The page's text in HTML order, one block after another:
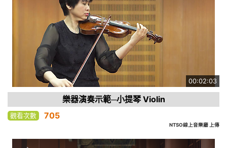
00:02:03
樂器演奏示範─小提琴 Violin
觀看次數 705
NTSO線上音樂廳 上傳